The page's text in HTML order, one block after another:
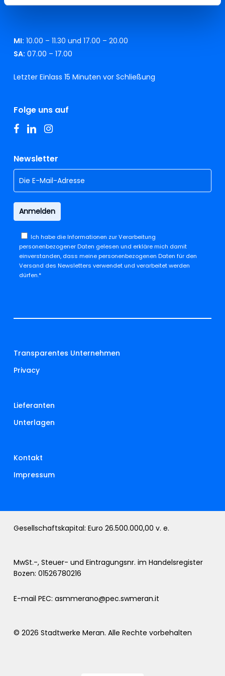
MI: 10.00 – 11.30 und 17.00 – 20.00
SA: 07.00 – 17.00
Letzter Einlass 15 Minuten vor Schließung
Folge uns auf
facebook
linkedininstagram
Newsletter
Ich habe dieInformationen zur Verarbeitung
personenbezogener Daten gelesen und erkläre mich damit
einverstanden, dass meine personenbezogenen Daten für den
Versand des Newsletters verwendet und verarbeitet werden
dürfen.*
Transparentes Unternehmen
Privacy
Lieferanten
Unterlagen
Kontakt
Impressum
Gesellschaftskapital: Euro 26.500.000,00 v. e.
MwSt.-, Steuer- und Eintragungsnr. im Handelsregister
Bozen: 01526780216
E-mail PEC: asmmerano@pec.swmeran.it
© 2026 Stadtwerke Meran. Alle Rechte vorbehalten